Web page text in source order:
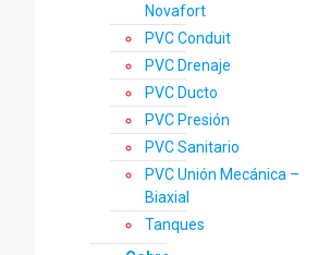
Novafort
PVC Conduit
PVC Drenaje
PVC Ducto
PVC Presión
PVC Sanitario
PVC Unión Mecánica –
Biaxial
Tanques